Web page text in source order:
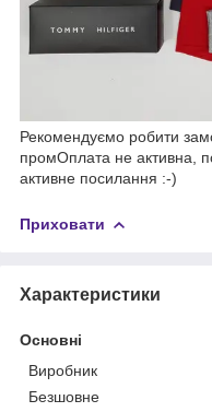
Рекомендуємо робити
промОплата не активна,
активне посилання :-)
Приховати
Характеристики
Основні
Виробник
Безшовне